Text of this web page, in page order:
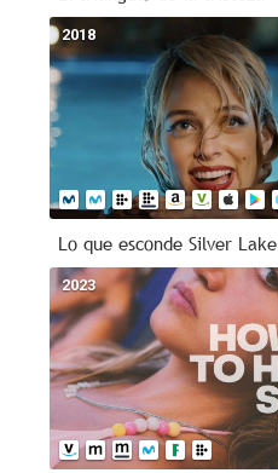
2018
Lo que esconde Silver Lake
2023